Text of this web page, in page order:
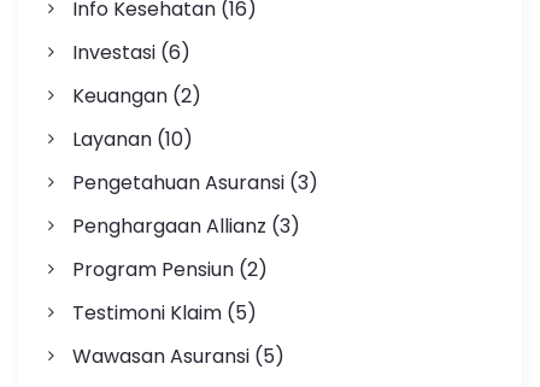
Info Kesehatan(16)
Investasi(6)
Keuangan(2)
Layanan(10)
Pengetahuan Asuransi(3)
Penghargaan Allianz (3)
Program Pensiun(2)
Testimoni Klaim(5)
Wawasan Asuransi(5)